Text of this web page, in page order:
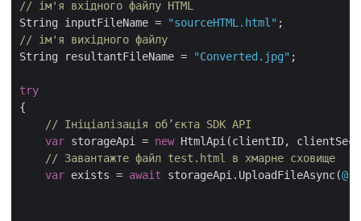
// ім'я вхідного файлу HTML
String inputFileName =
"sourceHTML.html"
// ім'я вихідного файлу
String resultantFileName =
"Converted.jpg" ;
try
{
// Ініціалізація об’єкта SDK API
var storageApi = new HtmlApi(clientID,
// Завантажте файл test.html в хмарне сховище
var exists = await storageApi.UploadFileAsync(